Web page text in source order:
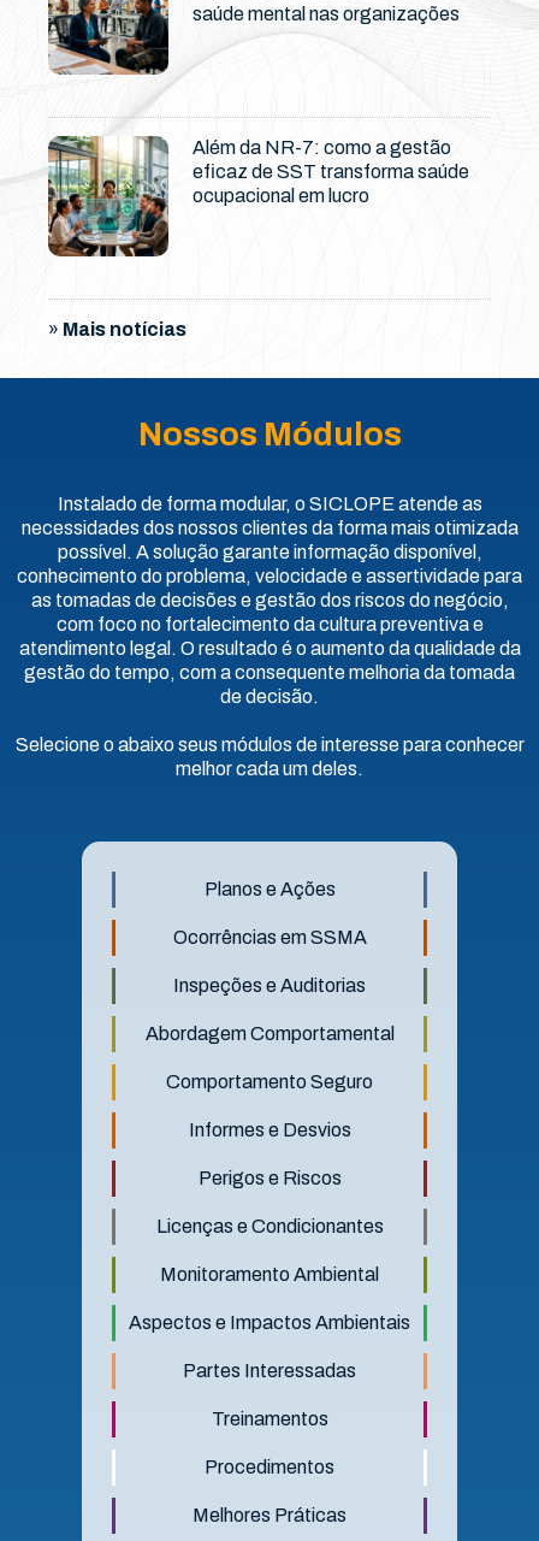
saúde mental nas organizações
Além da NR-7: como a gestão
eficaz de SST transforma saúde
ocupacional em lucro
» Mais notícias
Nossos Módulos
Instalado de forma modular, o SICLOPE atende as
necessidades dos nossos clientes da forma mais otimizada
possível. A solução garante informação disponível,
conhecimento do problema, velocidade e assertividade para
as tomadas de decisões e gestão dos riscos do negócio,
com foco no fortalecimento da cultura preventiva e
atendimento legal. O resultado é o aumento da qualidade da
gestão do tempo, com a consequente melhoria da tomada
de decisão.
Selecione o abaixo seus módulos de interesse para conhecer
melhor cada um deles.
Planos e Ações
Ocorrências em SSMA
Inspeções e Auditorias
Abordagem Comportamental
Comportamento Seguro
Informes e Desvios
Perigos e Riscos
Licenças e Condicionantes
Monitoramento Ambiental
Aspectos e Impactos Ambientais
Partes Interessadas
Treinamentos
Procedimentos
Melhores Práticas